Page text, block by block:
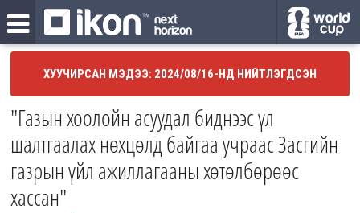
ХУУЧИРСАН МЭДЭЭ: 2024/08/16-НД НИЙТЛЭГДСЭН
"Газын хоолойн асуудал биднээс үл
шалтгаалах нөхцөлд байгаа учраас Засгийн
газрын үйл ажиллагааны хөтөлбөрөөс
хассан"